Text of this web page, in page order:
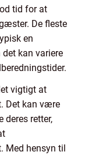
tid for at
De fleste
en
kan variere
vigtigt at
Det kan være
retter,
Med hensyn til